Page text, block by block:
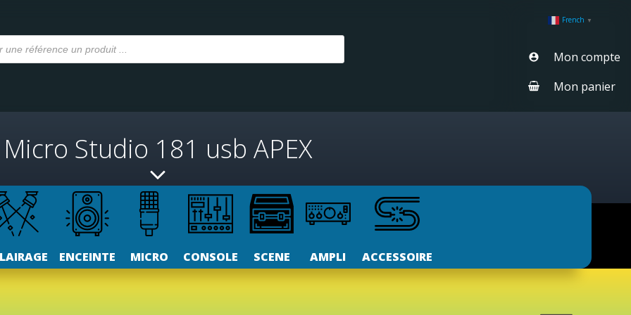
French ▼
Mon compte
Mon panier
Micro Studio 181 usb APEX
ENCEINTE MICRO CONSOLE SCENE AMPLI ACCESSOIRE